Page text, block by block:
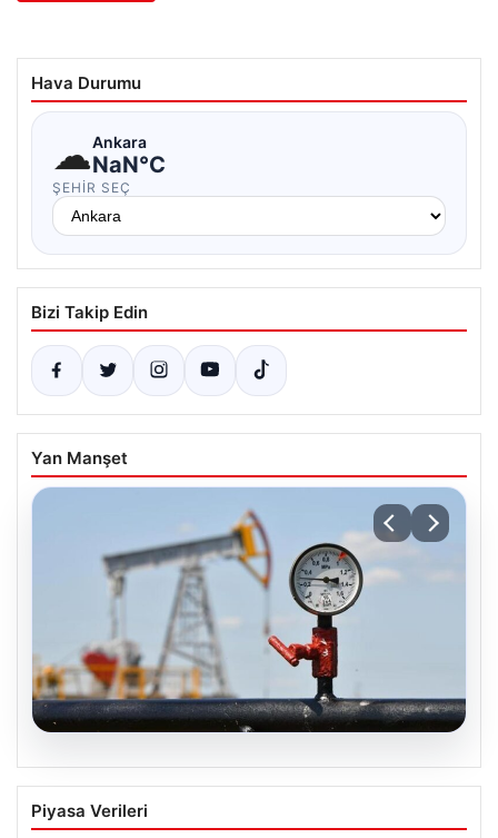
Hava Durumu
☁Ankara
NaN°C
ŞEHIR SEÇ
Bizi Takip Edin
Yan Manşet
05.08.2026
Petrol fiyatları 25 Mayıs: Petrol fiyatları
düştü mü, ne kadar oldu? Brent petrol
Piyasa Verileri